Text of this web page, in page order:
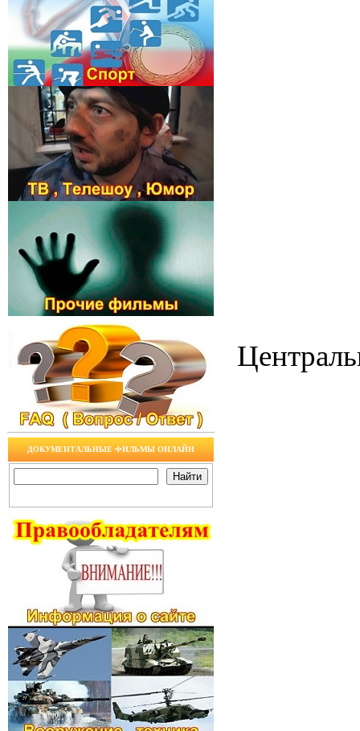
ДОКУМЕНТАЛЬНЫЕ ФИЛЬМЫ ОНЛАЙН